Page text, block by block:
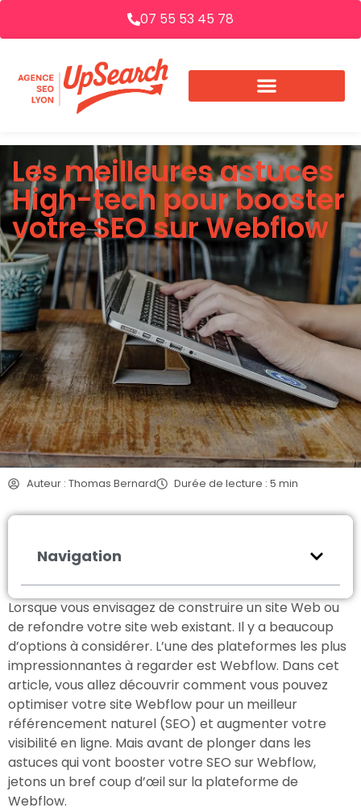
07 55 53 45 78
Les meilleures astuces
High-tech pour booster
votre SEO sur Webflow
Auteur : Thomas Bernard Durée de lecture : 5 min
Navigation
Lorsque vous envisagez de construire un site Web ou
de refondre votre site web existant. Il y a beaucoup
d’options à considérer. L’une des plateformes les plus
impressionnantes à regarder est Webflow. Dans cet
article, vous allez découvrir comment vous pouvez
optimiser votre site Webflow pour un meilleur
référencement naturel (SEO) et augmenter votre
visibilité en ligne. Mais avant de plonger dans les
astuces qui vont booster votre SEO sur Webflow,
jetons un bref coup d’œil sur la plateforme de
Webflow.